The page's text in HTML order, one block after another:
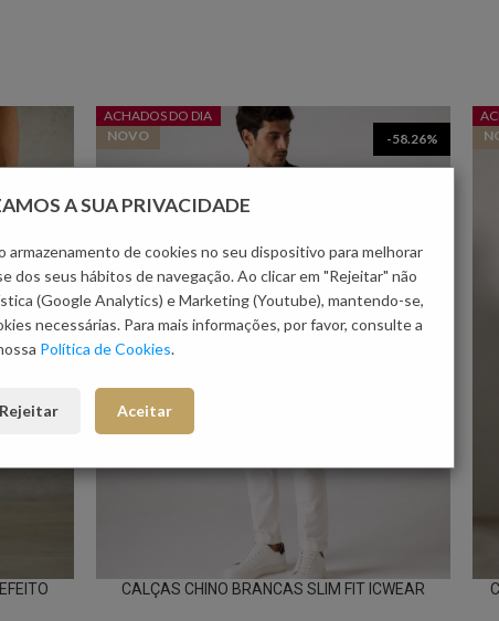
NOVO -58.26%
ACHADOS DO DIA
CALÇAS CHINO BRANCAS SLIM FIT ICWEAR
A SUA PRIVACIDADE
armazenamento de cookies no seu dispositivo para melhorar
dos seus hábitos de navegação. Ao clicar em "Rejeitar" não
(Google Analytics) e Marketing (Youtube), mantendo-se,
necessárias. Para mais informações, por favor, consulte a
Política de Cookies.
Rejeitar Aceitar